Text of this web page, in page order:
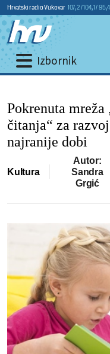
Hrvatski radio Vukovar 107,2 / 104,1 /
Izbornik
Pokrenuta
čitanja“ za
najranije dobi
Kultura
Autor:
Sandra
Grgić